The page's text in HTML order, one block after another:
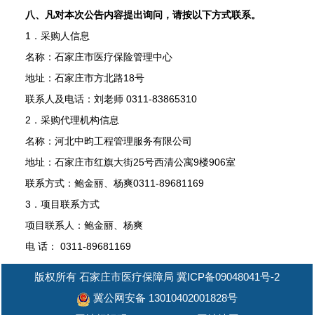
八、凡对本次公告内容提出询问，请按以下方式联系。
1．采购人信息
名称：石家庄市医疗保险管理中心
地址：石家庄市方北路18号
联系人及电话：刘老师 0311-83865310
2．采购代理机构信息
名称：河北中昀工程管理服务有限公司
地址：石家庄市红旗大街25号西清公寓9楼906室
联系方式：鲍金丽、杨爽0311-89681169
3．项目联系方式
项目联系人：鲍金丽、杨爽
电 话： 0311-89681169